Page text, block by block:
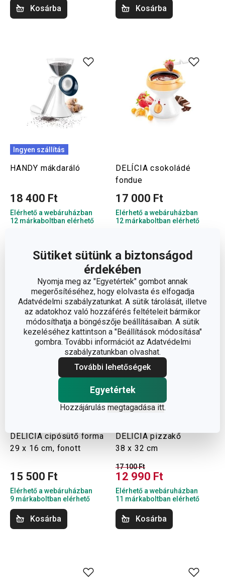
Sütiket sütünk a biztonságod
érdekében
Nyomja meg az "Egyetértek" gombot annak
megerősítéséhez, hogy elolvasta és elfogadja
Adatvédelmi szabályzatunkat. A sütik tárolását, illetve
az adatokhoz való hozzáférés feltételeit bármikor
módosíthatja a böngészője beállításaiban. A sütik
kezeléséhez kattintson a "Beállítások módosítása"
gombra. További információt az Adatvédelmi
szabályzatunkban olvashat.
További lehetőségek
Egyetértek
Hozzájárulás megtagadása itt.
Kosárba Kosárba
Ingyen szállítás
HANDY mákdaráló
18 400 Ft
Elérhető a webáruházban
12 márkaboltban elérhető
DELÍCIA csokoládé
fondue
17 000 Ft
Elérhető a webáruházban
12 márkaboltban elérhető
DELÍCIA cipósütő forma
29 x 16 cm, fonott
15 500 Ft
Elérhető a webáruházban
9 márkaboltban elérhető
Kosárba
DELÍCIA pizzakő
38 x 32 cm
17 100 Ft
12 990 Ft
Elérhető a webáruházban
11 márkaboltban elérhető
Kosárba